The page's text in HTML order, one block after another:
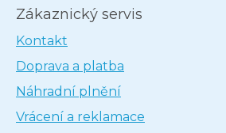
Zákaznický servis
Kontakt
Doprava a platba
Náhradní plnění
Vrácení a reklamace